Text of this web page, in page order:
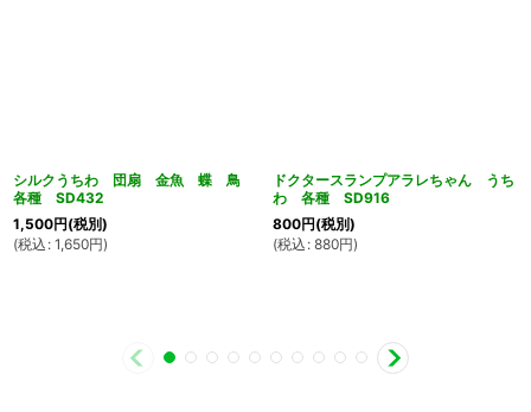
シルクうちわ 団扇 金魚 蝶 鳥
各種 SD432
1,500円(税別)
(税込 : 1,650円)
ドクタースランプアラレちゃん うち
わ 各種 SD916
800円(税別)
(税込 : 880円)